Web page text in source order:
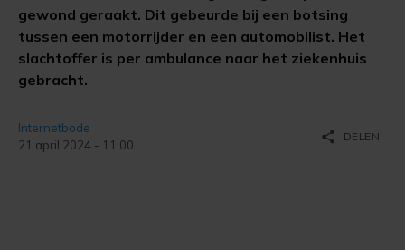
gewond geraakt. Dit gebeurde bij een botsing
tussen een motorrijder en een automobilist. Het
slachtoffer is per ambulance naar het ziekenhuis
gebracht.
Internetbode
21 april 2024 - 11:00
share DELEN